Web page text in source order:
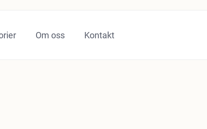
Om oss Kontakt